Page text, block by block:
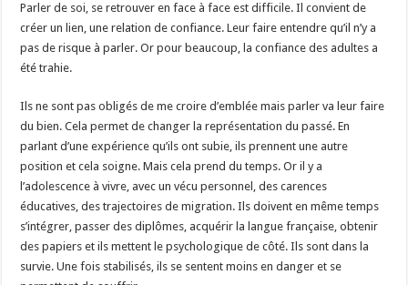
Parler de soi, se retrouver en face à face est difficile. Il convient de
créer un lien, une relation de confiance. Leur faire entendre qu’il n’y a
pas de risque à parler. Or pour beaucoup, la confiance des adultes a
été trahie.
Ils ne sont pas obligés de me croire d’emblée mais parler va leur faire
du bien. Cela permet de changer la représentation du passé. En
parlant d’une expérience qu’ils ont subie, ils prennent une autre
position et cela soigne. Mais cela prend du temps. Or il y a
l’adolescence à vivre, avec un vécu personnel, des carences
éducatives, des trajectoires de migration. Ils doivent en même temps
s’intégrer, passer des diplômes, acquérir la langue française, obtenir
des papiers et ils mettent le psychologique de côté. Ils sont dans la
survie. Une fois stabilisés, ils se sentent moins en danger et se